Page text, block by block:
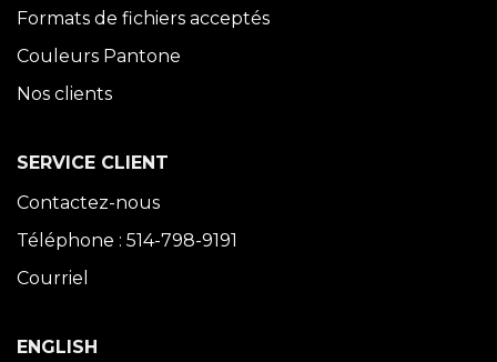
Formats de fichiers acceptés
Couleurs Pantone
Nos clients
SERVICE CLIENT
Contactez-nous
Téléphone : 514-798-9191
Courriel
ENGLISH